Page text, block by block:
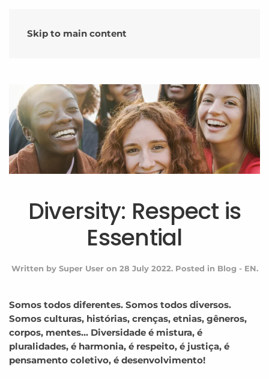
Skip to main content
Diversity: Respect is
Essential
Written by Super User on 28 July 2022. Posted in Blog - EN.
Somos todos diferentes. Somos todos diversos.
Somos culturas, histórias, crenças, etnias, gêneros,
corpos, mentes... Diversidade é mistura, é
pluralidades, é harmonia, é respeito, é justiça, é
pensamento coletivo, é desenvolvimento!